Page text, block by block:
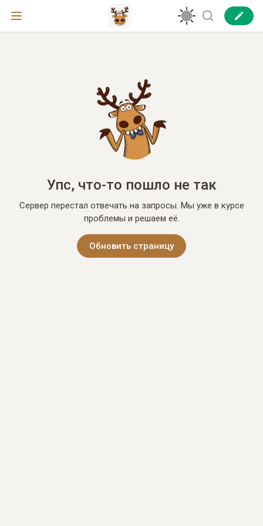
Упс, что-то пошло не так
Сервер перестал отвечать на запросы. Мы уже в курсе
проблемы и решаем её.
Обновить страницу